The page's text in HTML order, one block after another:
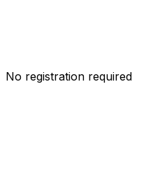
No registration required